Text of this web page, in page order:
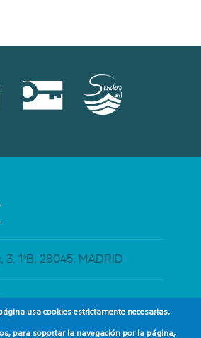
1ºB. 28045. MADRID
usa cookies estrictamente necesarias,
para soportar la navegación por la página,